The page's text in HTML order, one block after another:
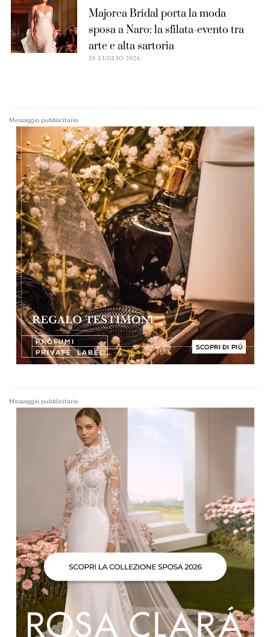
Majorca Bridal porta la moda
sposa a Naro: la sfilata-evento tra
arte e alta sartoria
28 LUGLIO 2026
Messaggio pubblicitario
Messaggio pubblicitario